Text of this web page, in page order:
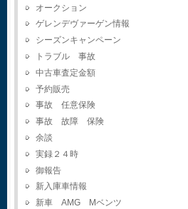
オークション
ゲレンデヴァーゲン情報
シーズンキャンペーン
トラブル 事故
中古車査定金額
予約販売
事故 任意保険
事故 故障 保険
余談
実録２４時
御報告
新入庫車情報
新車 AMG Mベンツ